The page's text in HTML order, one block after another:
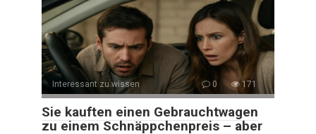
Interessant zu wissen 0 171
Sie kauften einen Gebrauchtwagen
zu einem Schnäppchenpreis – aber